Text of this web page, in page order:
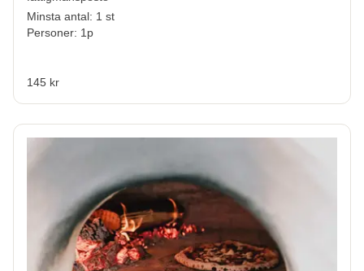
Minsta antal: 1 st
Personer: 1p
145 kr